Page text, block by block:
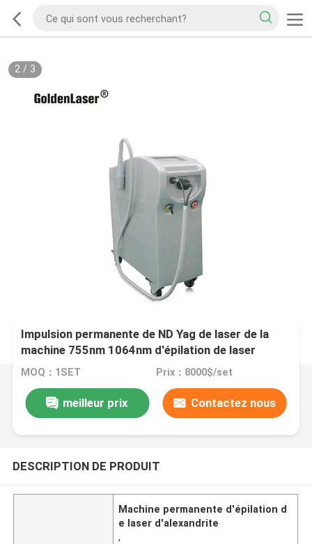
2/ 3
Impulsion permanente de ND Yag de laser de la
machine 755nm 1064nm d'épilation de laser
d'Alexandrite longue
MOQ：1SET Prix：8000$/set
meilleur prix Contactez nous
DESCRIPTION DE PRODUIT
Machine permanente d'épilation d
e laser d'alexandrite
,